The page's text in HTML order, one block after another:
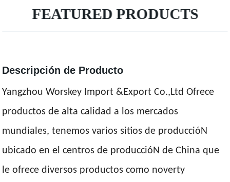
FEATURED PRODUCTS
Descripción de Producto
Yangzhou Worskey Import &Export Co.,Ltd Ofrece
productos de alta calidad a los mercados
mundiales, tenemos varios sitios de produccióN
ubicado en el centros de produccióN de China que
le ofrece diversos productos como noverty